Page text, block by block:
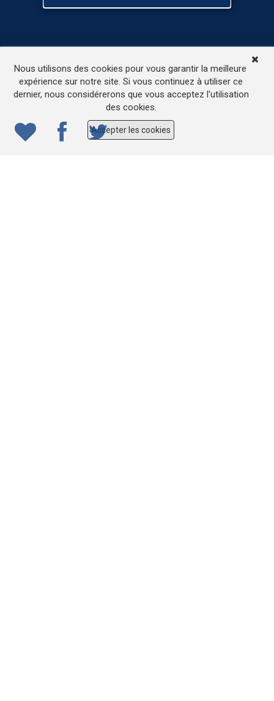
L’accessibilité de ce site
© 2022ONE.be– Production : Dew production – Tous
droits réservés – Webdesign: Lokidor
Nous utilisons des cookies pour vous garantir la meilleure
expérience sur notre site. Si vous continuez à utiliser ce
dernier, nous considérerons que vous acceptez l'utilisation
des cookies.
Accepter les cookies